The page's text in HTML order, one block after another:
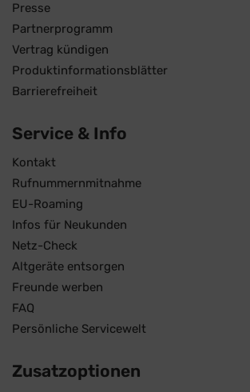
Presse
Partnerprogramm
Vertrag kündigen
Produktinformationsblätter
Barrierefreiheit
Service & Info
Kontakt
Rufnummernmitnahme
EU-Roaming
Infos für Neukunden
Netz-Check
Altgeräte entsorgen
Freunde werben
FAQ
Persönliche Servicewelt
Zusatzoptionen